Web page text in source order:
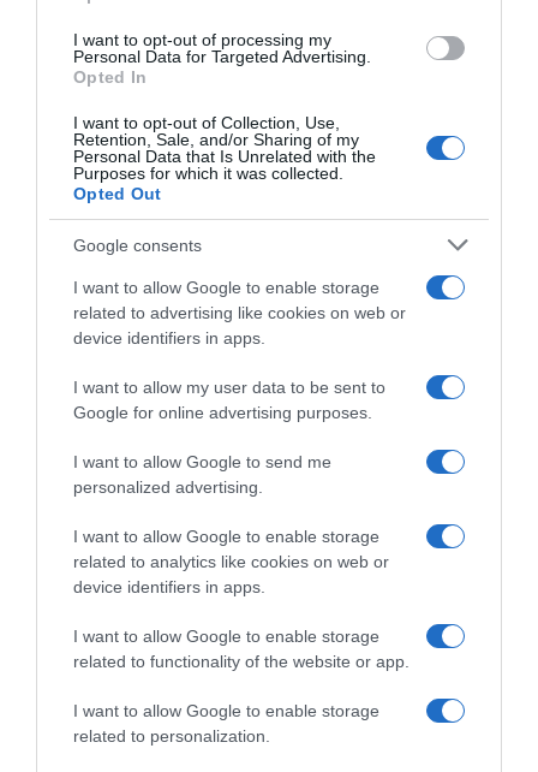
I want to opt-out of processing my
Personal Data for Targeted Advertising.
Opted In
I want to opt-out of Collection, Use,
Retention, Sale, and/or Sharing of my
Personal Data that Is Unrelated with the
Purposes for which it was collected.
Opted Out
Google consents
I want to allow Google to enable storage
related to advertising like cookies on web or
device identifiers in apps.
I want to allow my user data to be sent to
Google for online advertising purposes.
I want to allow Google to send me
personalized advertising.
I want to allow Google to enable storage
related to analytics like cookies on web or
device identifiers in apps.
I want to allow Google to enable storage
related to functionality of the website or app.
I want to allow Google to enable storage
related to personalization.
Cozido à Portuguesa será protagonista aos
domingos no Terreiro
5 Out 09:30
ROTEIRO
Savoy Signature
1 Out 11:38